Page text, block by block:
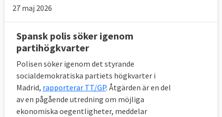
27 maj 2026
Spansk polis söker igenom
partihögkvarter
Polisen söker igenom det styrande
socialdemokratiska partiets högkvarter i
Madrid, rapporterar TT/GP. Åtgärden är en del
av en pågående utredning om möjliga
ekonomiska oegentligheter, meddelar